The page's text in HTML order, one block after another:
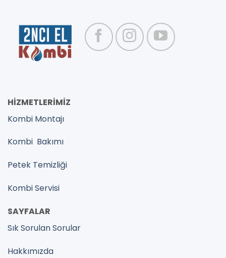
HİZMETLERİMİZ
Kombi Montajı
Kombi Bakımı
Petek Temizliği
Kombi Servisi
SAYFALAR
Sık Sorulan Sorular
Hakkımızda